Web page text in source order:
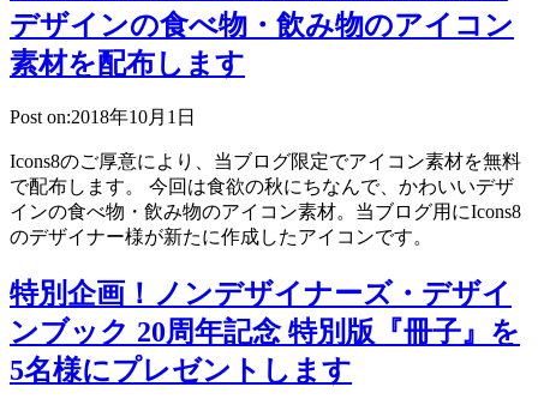
デザインの食べ物・飲み物のアイコン
素材を配布します
Post on:2018年10月1日
Icons8のご厚意により、当ブログ限定でアイコン素材を無料
で配布します。 今回は食欲の秋にちなんで、かわいいデザ
インの食べ物・飲み物のアイコン素材。当ブログ用にIcons8
のデザイナー様が新たに作成したアイコンです。
特別企画！ノンデザイナーズ・デザイ
ンブック 20周年記念 特別版『冊子』を
5名様にプレゼントします